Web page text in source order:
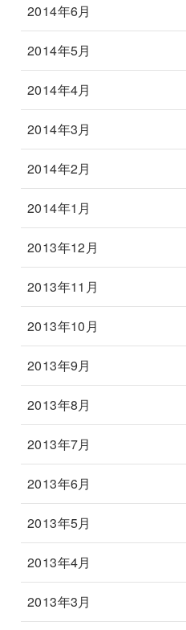
2014年6月
2014年5月
2014年4月
2014年3月
2014年2月
2014年1月
2013年12月
2013年11月
2013年10月
2013年9月
2013年8月
2013年7月
2013年6月
2013年5月
2013年4月
2013年3月